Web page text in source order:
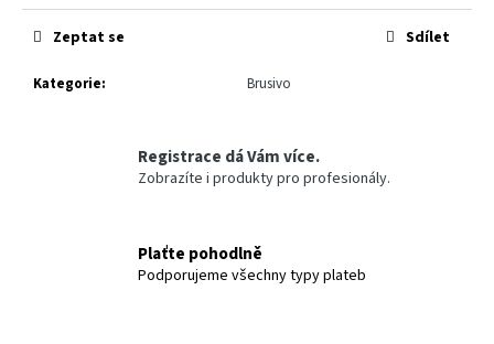
Kategorie: Brusivo
Zeptat se Sdílet
Registrace dá Vám více.
Zobrazíte i produkty pro profesionály.
Plaťte pohodlně
Podporujeme všechny typy plateb
e